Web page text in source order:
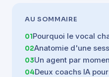
AU SOMMAIRE
Pourquoi le vocal
Anatomie d'une
Un agent par
Deux coachs IA